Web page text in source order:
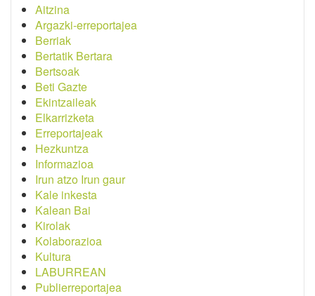
Aitzina
Argazki-erreportajea
Berriak
Bertatik Bertara
Bertsoak
Beti Gazte
Ekintzaileak
Elkarrizketa
Erreportajeak
Hezkuntza
Informazioa
Irun atzo Irun gaur
Kale inkesta
Kalean Bai
Kirolak
Kolaborazioa
Kultura
LABURREAN
Publierreportajea